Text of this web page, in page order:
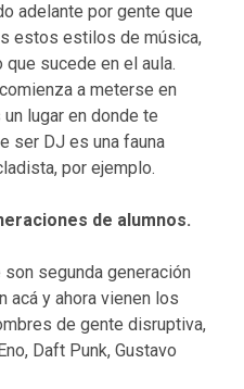
adelante por gente que
estos estilos de música,
sucede en el aula.
a meterse en
lugar en donde te
ser DJ es una fauna
por ejemplo.
de alumnos.
segunda generación
acá y ahora vienen los
de gente disruptiva,
Daft Punk, Gustavo